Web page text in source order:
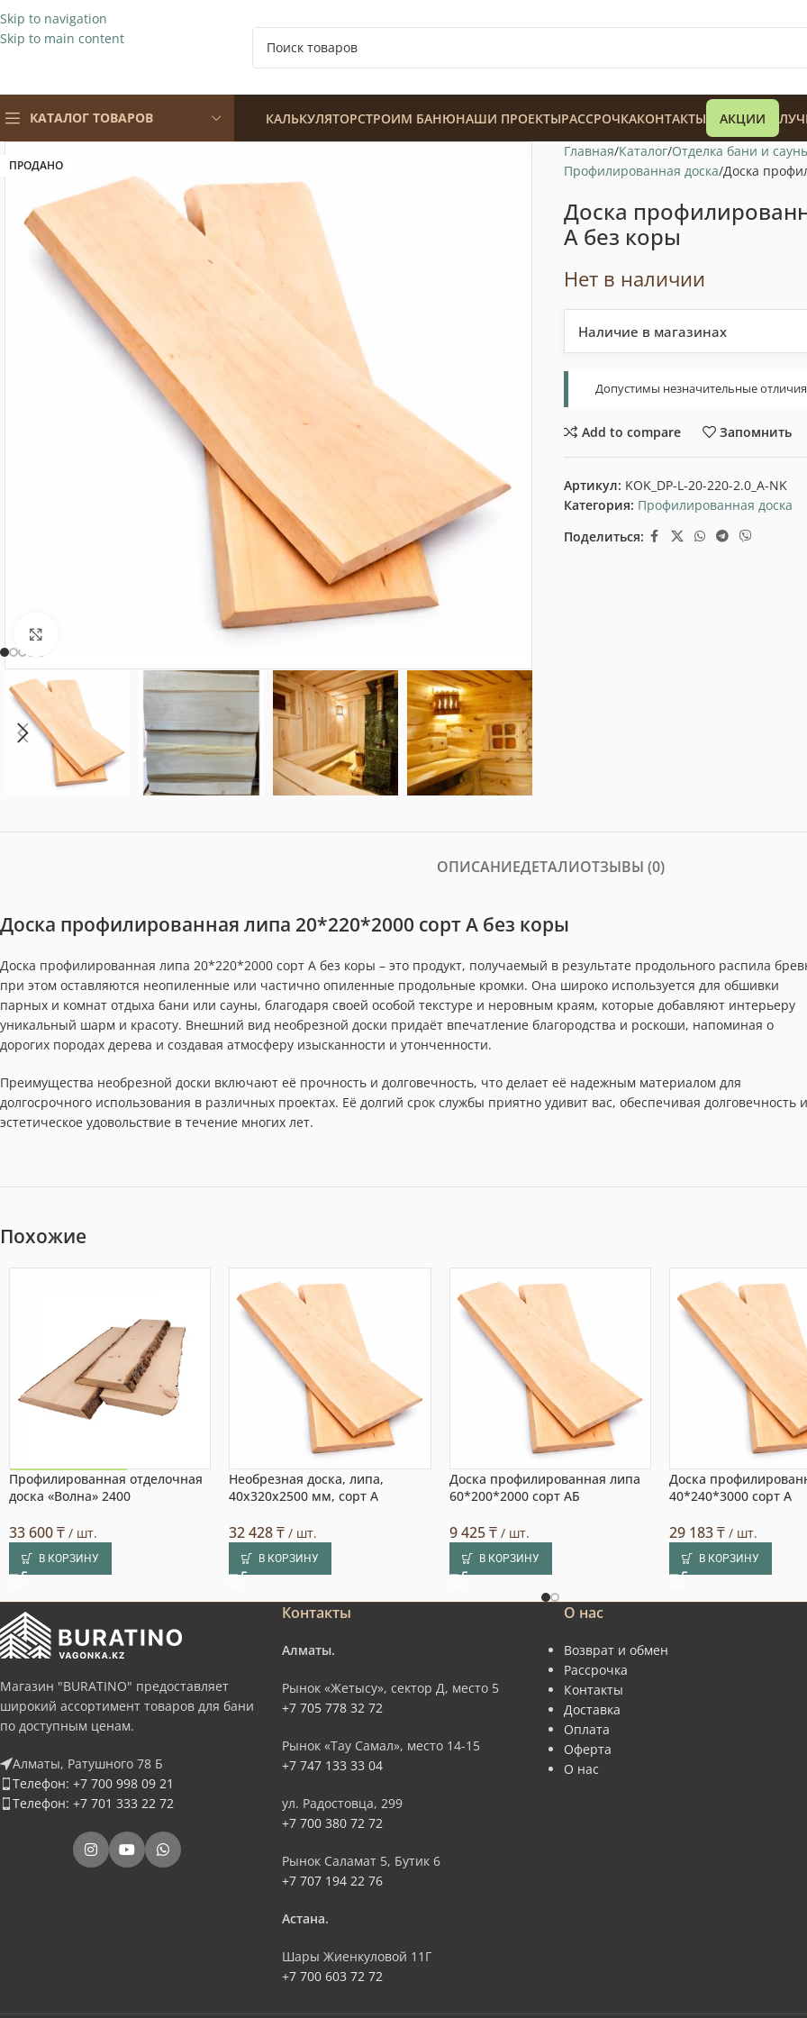
Skip to navigation
Skip to main content
КАТАЛОГ ТОВАРОВ КАЛЬКУЛЯТОРСТРОИМ БАНЮНАШИ ПРОЕКТЫРАССРОЧКАКОНТАКТЫ АКЦИИ
ПРОДАНО
Нажмите, чтобы увеличить
Главная Каталог Отделка бани и
Профилированная доска Доска
Доска
А без коры
Нет в наличии
Наличие в магазинах
Допустимы незначительные
Add to compare Запомнить
Артикул: KOK_DP-L-20-220-2.0_A-NK
Категория: Профилированная доска
Поделиться:
ОПИСАНИЕДЕТАЛИОТЗЫВЫ (0)
Доска профилированная липа 20*220*2000 сорт А без коры
Доска профилированная липа 20*220*2000 сорт А без коры – это продукт, получаемый в результате продольного распила
при этом оставляются неопиленные или частично опиленные продольные кромки. Она широко используется для обшивки
парных и комнат отдыха бани или сауны, благодаря своей особой текстуре и неровным краям, которые добавляют интерьеру
уникальный шарм и красоту. Внешний вид необрезной доски придаёт впечатление благородства и роскоши, напоминая о
дорогих породах дерева и создавая атмосферу изысканности и утонченности.
Преимущества необрезной доски включают её прочность и долговечность, что делает её надежным материалом для
долгосрочного использования в различных проектах. Её долгий срок службы приятно удивит вас, обеспечивая долговечность и
эстетическое удовольствие в течение многих лет.
Похожие
Акция на товар!
Профилированная отделочная
доска «Волна» 2400
33 600₸ / шт.
В КОРЗИНУ
Необрезная доска, липа,
40x320x2500 мм, сорт A
32 428₸ / шт.
В КОРЗИНУ
Доска профилированная липа
60*200*2000 сорт АБ
9 425₸/ шт.
В КОРЗИНУ
Доска
40*240*3000 сорт А
29 183₸ / шт.
В КОРЗИНУ
Магазин "BURATINO" предоставляет
широкий ассортимент товаров для бани
по доступным ценам.
Алматы, Ратушного 78 Б
Телефон: +7 700 998 09 21
Телефон: +7 701 333 22 72
Контакты
Алматы.
Рынок «Жетысу», сектор Д, место 5
+7 705 778 32 72
Рынок «Тау Самал», место 14-15
+7 747 133 33 04
ул. Радостовца, 299
+7 700 380 72 72
Рынок Саламат 5, Бутик 6
+7 707 194 22 76
Астана.
Шары Жиенкуловой 11Г
+7 700 603 72 72
О нас
Возврат и обмен
Рассрочка
Контакты
Доставка
Оплата
Оферта
О нас